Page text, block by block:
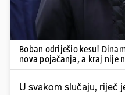
Boban odriješio kesu!
nova pojačanja, a kraj nije
U svakom slučaju, riječ